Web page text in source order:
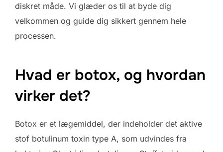
diskret måde. Vi glæder os til at byde dig
velkommen og guide dig sikkert gennem hele
processen.
Hvad er botox, og hvordan
virker det?
Botox er et lægemiddel, der indeholder det aktive
stof botulinum toxin type A, som udvindes fra